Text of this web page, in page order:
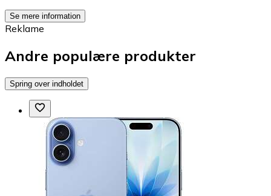
Se mere information
Reklame
Andre populære produkter
Spring over indholdet